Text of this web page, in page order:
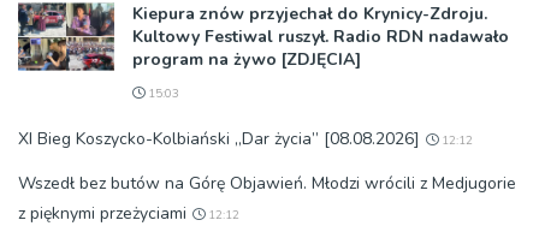
Kiepura znów przyjechał do Krynicy-Zdroju.
Kultowy Festiwal ruszył. Radio RDN nadawało
program na żywo [ZDJĘCIA]
15:03
XI Bieg Koszycko-Kolbiański „Dar życia” [08.08.2026] 12:12
Wszedł bez butów na Górę Objawień. Młodzi wrócili z Medjugorie
z pięknymi przeżyciami
12:12